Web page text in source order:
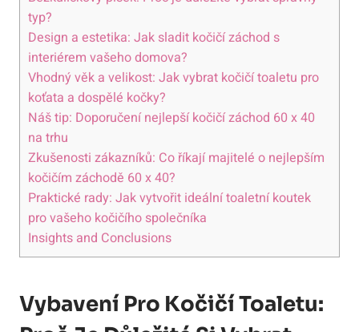
typ?
Design a estetika: Jak sladit kočičí záchod s
interiérem vašeho domova?
Vhodný věk a velikost: Jak vybrat kočičí toaletu pro
koťata a dospělé kočky?
Náš tip: Doporučení nejlepší kočičí záchod 60 x 40
na trhu
Zkušenosti zákazníků: Co říkají majitelé o nejlepším
kočičím záchodě 60 x 40?
Praktické rady: Jak vytvořit ideální toaletní koutek
pro vašeho kočičího společníka
Insights and Conclusions
Vybavení Pro Kočičí Toaletu: